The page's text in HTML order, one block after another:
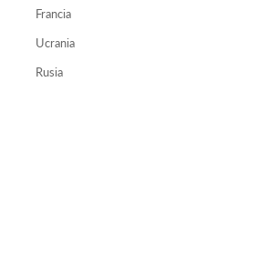
Francia
Ucrania
Rusia